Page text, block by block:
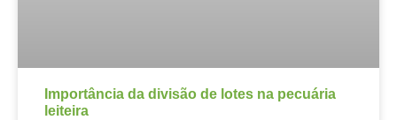
Importância da divisão de lotes na pecuária
leiteira